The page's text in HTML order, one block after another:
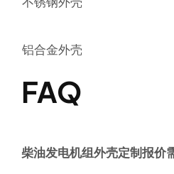
铝合金外壳
FAQ
柴油发电机组外壳定制报价